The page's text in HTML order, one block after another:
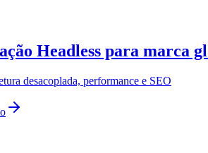
Headless para marca
desacoplada, performance e SEO